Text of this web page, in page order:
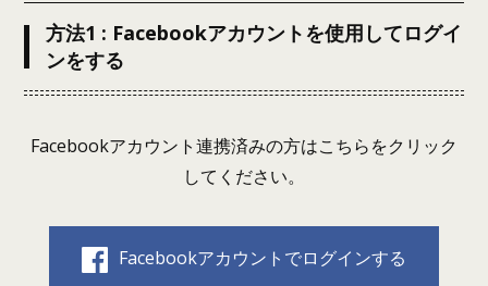
方法1 : Facebookアカウントを使用してログイ
ンをする
Facebookアカウント連携済みの方はこちらをクリック
してください。
Facebookアカウントでログインする